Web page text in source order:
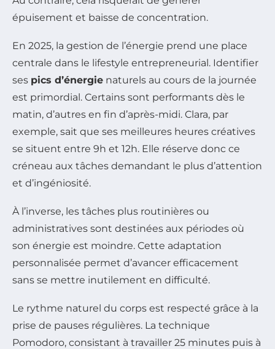
épuisement et baisse de concentration.
En 2025, la gestion de l’énergie prend une place
centrale dans le lifestyle entrepreneurial. Identifier
ses pics d’énergie naturels au cours de la journée
est primordial. Certains sont performants dès le
matin, d’autres en fin d’après-midi. Clara, par
exemple, sait que ses meilleures heures créatives
se situent entre 9h et 12h. Elle réserve donc ce
créneau aux tâches demandant le plus d’attention
et d’ingéniosité.
À l’inverse, les tâches plus routinières ou
administratives sont destinées aux périodes où
son énergie est moindre. Cette adaptation
personnalisée permet d’avancer efficacement
sans se mettre inutilement en difficulté.
Le rythme naturel du corps est respecté grâce à la
prise de pauses régulières. La technique
Pomodoro, consistant à travailler 25 minutes puis à